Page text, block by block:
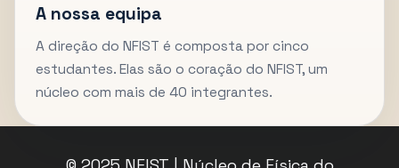
A nossa equipa
A direção do NFIST é composta por cinco
estudantes. Elas são o coração do NFIST, um
núcleo com mais de 40 integrantes.